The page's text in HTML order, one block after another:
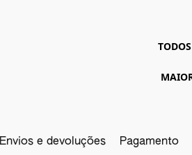
Envios e devoluções Pagamento